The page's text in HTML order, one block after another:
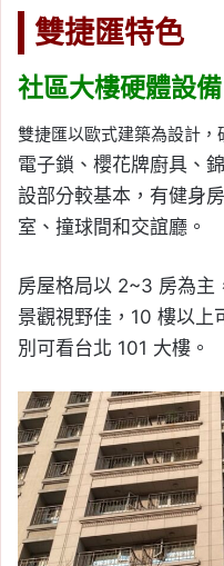
雙捷匯特色
社區大樓硬體設備
雙捷匯以歐式建築為設計，
電子鎖、櫻花牌廚具、
設部分較基本，有健身
室、撞球間和交誼廳。
房屋格局以 2~3 房為主
景觀視野佳， 10 樓以上
別可看台北 101 大樓。